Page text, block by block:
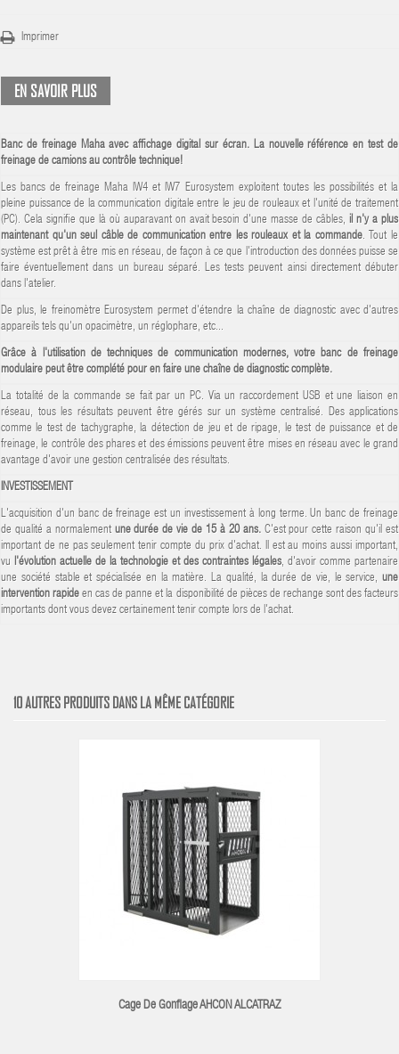
Imprimer
EN SAVOIR PLUS
Banc de freinage Maha avec affichage digital sur écran. La nouvelle référence en test de
freinage de camions au contrôle technique!
Les bancs de freinage Maha IW4 et IW7 Eurosystem exploitent toutes les possibilités et la
pleine puissance de la communication digitale entre le jeu de rouleaux et l'unité de traitement
(PC). Cela signifie que là où auparavant on avait besoin d'une masse de câbles,il n'y a plus
maintenant qu'un seul câble de communication entre les rouleaux et la commande. Tout le
système est prêt à être mis en réseau, de façon à ce que l'introduction des données puisse se
faire éventuellement dans un bureau séparé. Les tests peuvent ainsi directement débuter
dans l'atelier.
De plus, le freinomètre Eurosystem permet d'étendre la chaîne de diagnostic avec d'autres
appareils tels qu'un opacimètre, un réglophare, etc...
Grâce à l'utilisation de techniques de communication modernes, votre banc de freinage
modulaire peut être complété pour en faire une chaîne de diagnostic complète.
La totalité de la commande se fait par un PC. Via un raccordement USB et une liaison en
réseau, tous les résultats peuvent être gérés sur un système centralisé. Des applications
comme le test de tachygraphe, la détection de jeu et de ripage, le test de puissance et de
freinage, le contrôle des phares et des émissions peuvent être mises en réseau avec le grand
avantage d'avoir une gestion centralisée des résultats.
INVESTISSEMENT
L'acquisition d'un banc de freinage est un investissement à long terme. Un banc de freinage
de qualité a normalement une durée de vie de 15 à 20 ans.C'est pour cette raison qu'il est
important de ne pas seulement tenir compte du prix d'achat. Il est au moins aussi important,
vu l'évolution actuelle de la technologie et des contraintes légales, d'avoir comme partenaire
une société stable et spécialisée en la matière. La qualité, la durée de vie, le service, une
intervention rapide en cas de panne et la disponibilité de pièces de rechange sont des facteurs
importants dont vous devez certainement tenir compte lors de l'achat.
10 AUTRES PRODUITS DANS LA MÊME CATÉGORIE
Cage De Gonflage AHCON ALCATRAZ